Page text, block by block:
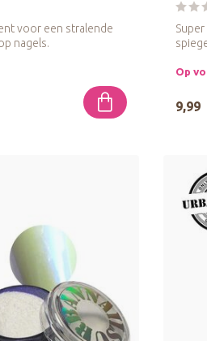
voor een stralende
nagels.
Op
9,99